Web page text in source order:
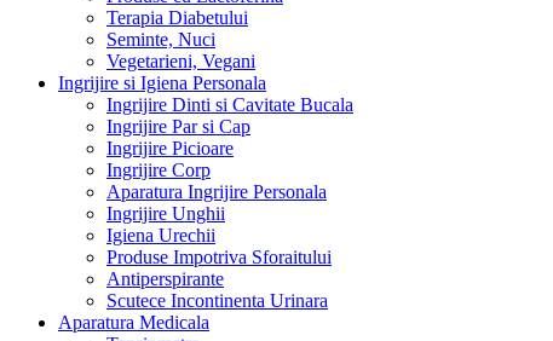
Terapia Diabetului
Seminte, Nuci
Vegetarieni, Vegani
Ingrijire si Igiena Personala
Ingrijire Dinti si Cavitate Bucala
Ingrijire Par si Cap
Ingrijire Picioare
Ingrijire Corp
Aparatura Ingrijire Personala
Ingrijire Unghii
Igiena Urechii
Produse Impotriva Sforaitului
Antiperspirante
Scutece Incontinenta Urinara
Aparatura Medicala